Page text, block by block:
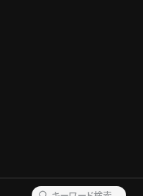
ンスなサプライチェ